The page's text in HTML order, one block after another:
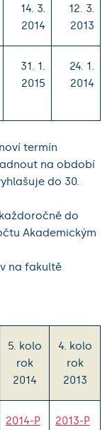
14. 3.
2014
12. 3.
2013
31. 1.
2015
24. 1.
2014
termín
na období
do 30.
do
Akademickým
na fakultě
5. kolo
rok
2014
4. kolo
rok
2013
2014-P 2013-P